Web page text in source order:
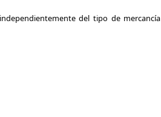
del tipo de mercancía